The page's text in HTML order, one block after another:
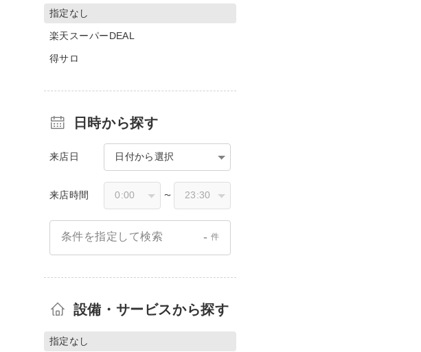
指定なし
楽天スーパーDEAL
得サロ
日時から探す
来店日 日付から選択
来店時間 〜
条件を指定して検索 - 件
設備・サービスから探す
指定なし